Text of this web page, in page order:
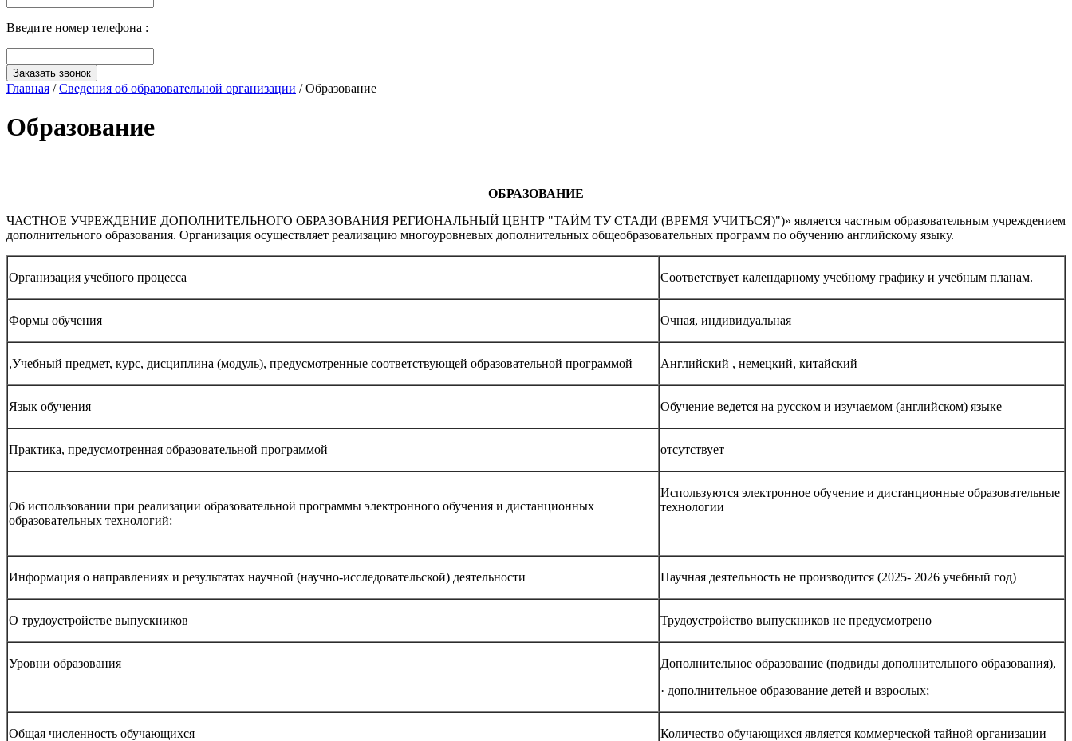
Введите номер телефона :
Заказать звонок
Главная /Сведения об образовательной организации /Образование
Образование
ОБРАЗОВАНИЕ
ЧАСТНОЕ УЧРЕЖДЕНИЕ ДОПОЛНИТЕЛЬНОГО ОБРАЗОВАНИЯ РЕГИОНАЛЬНЫЙ ЦЕНТР "ТАЙМ ТУ СТАДИ (ВРЕМЯ УЧИТЬСЯ)")» является частным образовательным учреждением
дополнительного образования. Организация осуществляет реализацию многоуровневых дополнительных общеобразовательных программ по обучению английскому языку.
Организация учебного процесса Соответствует календарному учебному графику и учебным планам.
Формы обучения Очная, индивидуальная
,Учебный предмет, курс, дисциплина (модуль), предусмотренные соответствующей образовательной программой Английский , немецкий, китайский
Язык обучения Обучение ведется на русском и изучаемом (английском) языке
Практика, предусмотренная образовательной программой отсутствует
Об использовании при реализации образовательной программы электронного обучения и дистанционных
образовательных технологий:
Используются электронное обучение и дистанционные образовательные
технологии
Информация о направлениях и результатах научной (научно-исследовательской) деятельности Научная деятельность не производится (2025- 2026 учебный год)
О трудоустройстве выпускников Трудоустройство выпускников не предусмотрено
Уровни образования
Дополнительное образование (подвиды дополнительного образования),
· дополнительное образование детей и взрослых;
Общая численность обучающихся Количество обучающихся является коммерческой тайной организации